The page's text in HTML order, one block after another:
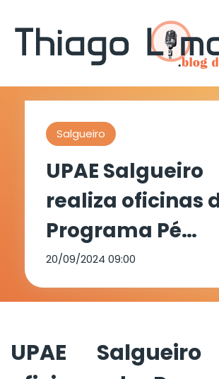
Salgueiro
UPAE Salgueiro
realiza oficinas
Programa Pé
Diabético
20/09/2024 09:00
UPAE